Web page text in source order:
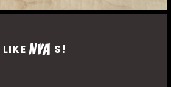
LIKENYA S!